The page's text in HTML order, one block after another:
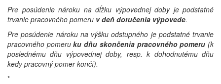
Pre posúdenie nároku na dĺžku výpovednej doby je podstatné
trvanie pracovného pomeru v deň doručenia výpovede.
Pre posúdenie nároku na výšku odstupného je podstatné trvanie
pracovného pomeruku dňu skončenia pracovného pomeru (k
poslednému dňu výpovednej doby, resp. k dohodnutému dňu
kedy pracovný pomer končí).
*